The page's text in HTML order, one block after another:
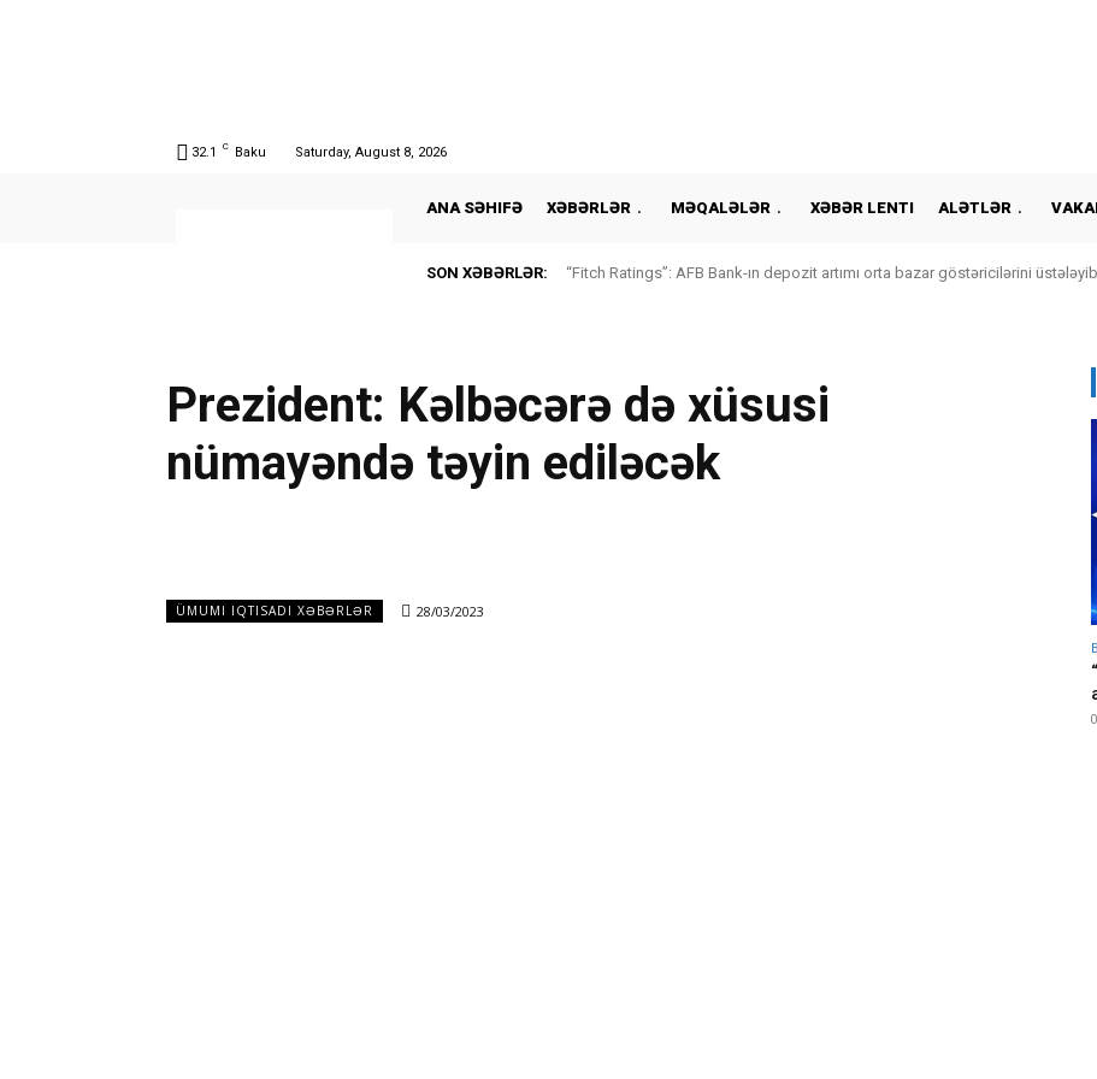
32.1 C Baku Saturday, August 8, 2026
ANA SƏHIFƏ XƏBƏRLƏR MƏQALƏLƏR XƏBƏR LENTI ALƏTLƏR
SON XƏBƏRLƏR: “Fitch Ratings”: AFB Bank-ın depozit artımı orta bazar göstəricilərini üstələyib
Prezident: Kəlbəcərə də xüsusi
nümayəndə təyin ediləcək
ÜMUMI IQTISADI XƏBƏRLƏR 28/03/2023